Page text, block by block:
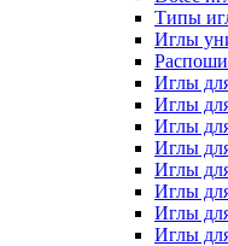
Типы
Иглы
Иглы
Иглы
Иглы
Иглы
Иглы
Иглы
Иглы
Иглы